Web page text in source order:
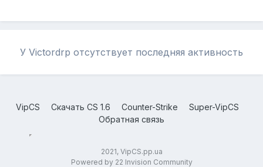
У Victordrp отсутствует последняя активность
VipCS Скачать CS 1.6 Counter-Strike
Super-VipCS
Обратная связь
2021, VipCS.pp.ua
Powered by 22 Invision Community